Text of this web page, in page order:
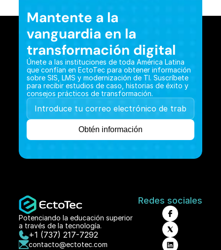
Mantente a la
vanguardia en la
transformación digital
Únete a las instituciones de toda América Latina
que confían en EctoTec para obtener información
sobre SIS, LMS y modernización de TI. Suscríbete
para recibir estudios de caso, historias de éxito y
consejos prácticos de transformación.
Potenciando la educación superior
a través de la tecnología.
+1 (737) 217-7292
contacto@ectotec.com
Redes sociales